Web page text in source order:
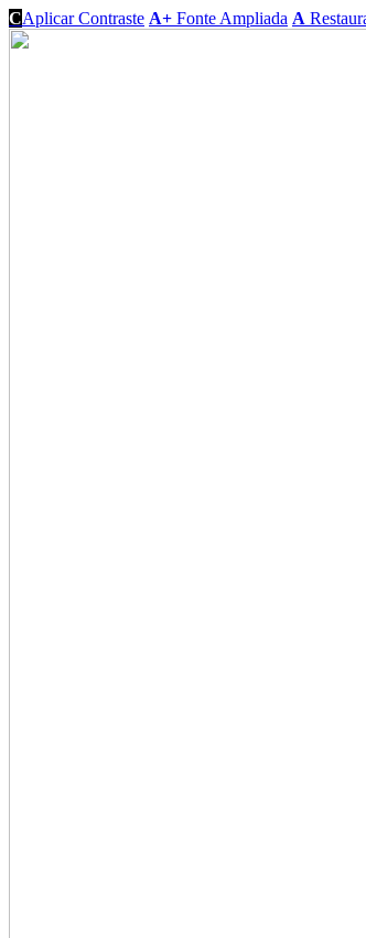
CAplicar Contraste A+ Fonte Ampliada A